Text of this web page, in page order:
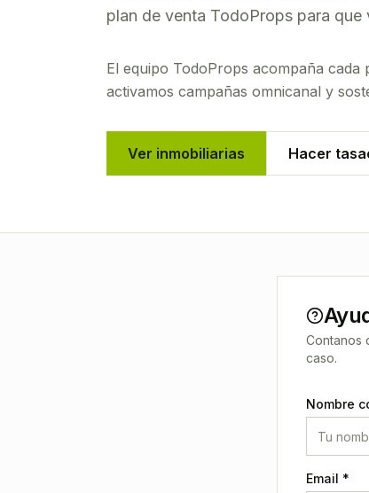
plan de venta TodoProps para que
El equipo TodoProps acompaña cada
activamos campañas omnicanal y
Ver inmobiliarias Hacer
Contanos
caso.
Nombre
Email *